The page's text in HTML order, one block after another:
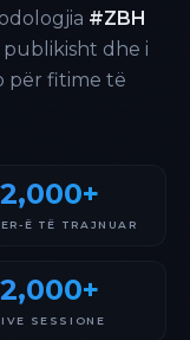
#ZBH
dhe i
për fitime të
2,000+
Ë TË TRAJNUAR
2,000+
SESSIONE